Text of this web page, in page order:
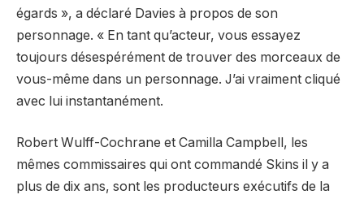
égards », a déclaré Davies à propos de son
personnage. « En tant qu’acteur, vous essayez
toujours désespérément de trouver des morceaux de
vous-même dans un personnage. J’ai vraiment cliqué
avec lui instantanément.
Robert Wulff-Cochrane et Camilla Campbell, les
mêmes commissaires qui ont commandé Skins il y a
plus de dix ans, sont les producteurs exécutifs de la